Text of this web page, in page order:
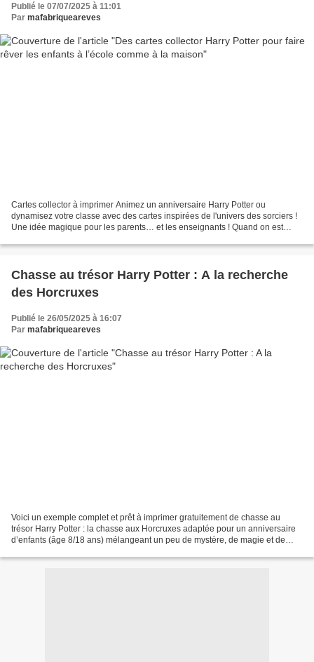
Publié le 07/07/2025 à 11:01
Par mafabriqueareves
Cartes collector à imprimer Animez un anniversaire Harry Potter ou
dynamisez votre classe avec des cartes inspirées de l'univers des sorciers !
Une idée magique pour les parents… et les enseignants ! Quand on est
Chasse au trésor Harry Potter : A la recherche
des Horcruxes
Publié le 26/05/2025 à 16:07
Par mafabriqueareves
Voici un exemple complet et prêt à imprimer gratuitement de chasse au
trésor Harry Potter : la chasse aux Horcruxes adaptée pour un anniversaire
d’enfants (âge 8/18 ans) mélangeant un peu de mystère, de magie et de